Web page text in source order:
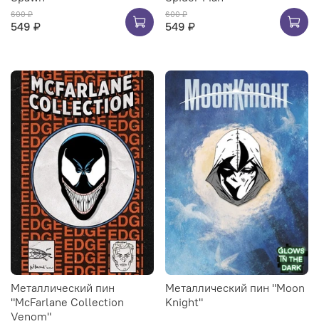
600 ₽
549 ₽
600 ₽
549 ₽
Металлический пин
"McFarlane Collection
Venom"
Металлический пин "Moon
Knight"